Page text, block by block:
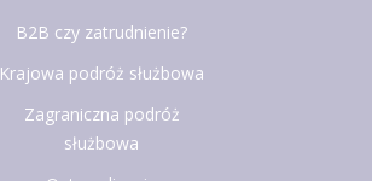
B2B czy zatrudnienie?
Krajowa podróż służbowa
Zagraniczna podróż
służbowa